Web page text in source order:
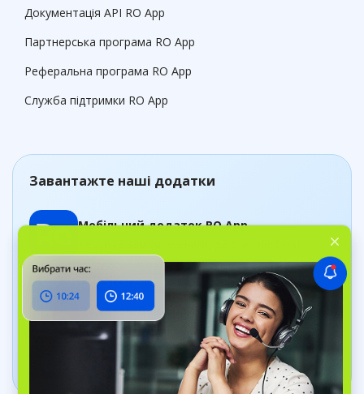
Документація API RO App
Партнерська програма RO App
Реферальна програма RO App
Служба підтримки RO App
Завантажте наші додатки
Мобільний додаток RO App
Додаток Дашборд
Відстежуйте стан бізнесу в реальному часі